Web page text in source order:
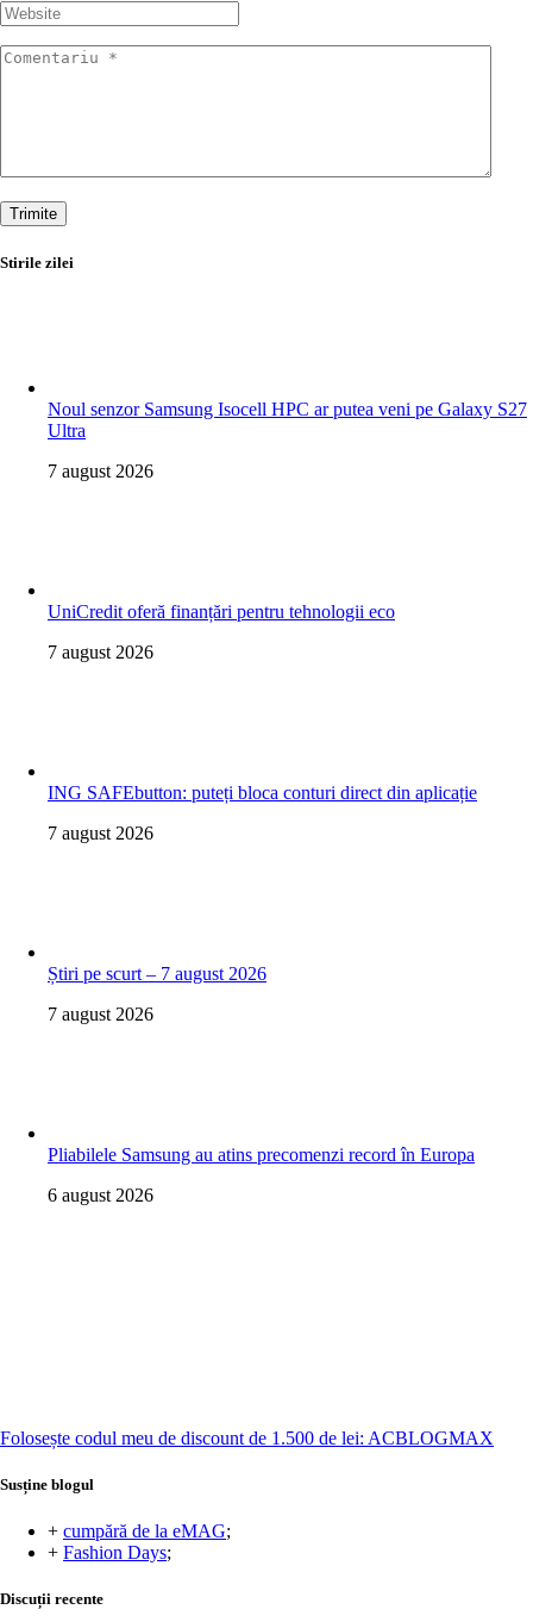
Trimite
Stirile zilei
Noul senzor Samsung Isocell HPC ar putea veni pe Galaxy S27
Ultra
7 august 2026
UniCredit oferă finanțări pentru tehnologii eco
7 august 2026
ING SAFEbutton: puteți bloca conturi direct din aplicație
7 august 2026
Știri pe scurt – 7 august 2026
7 august 2026
Pliabilele Samsung au atins precomenzi record în Europa
6 august 2026
Folosește codul meu de discount de 1.500 de lei: ACBLOGMAX
Susține blogul
+ cumpără de la eMAG;
+ Fashion Days;
Discuții recente